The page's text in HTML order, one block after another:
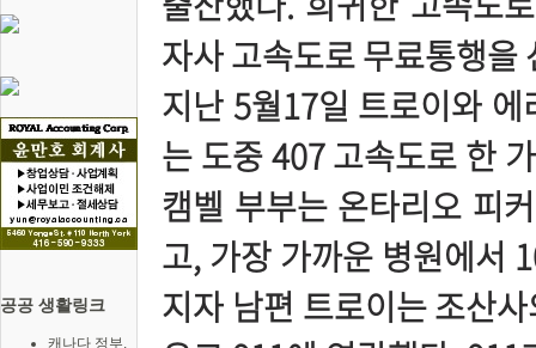
공공 생활링크
캐나다 정부.
자사 고속도로 무료통행을
지난 5월17일 트로이와
는 도중 407 고속도로 한
캠벨 부부는 온타리오 피
고, 가장 가까운 병원에서
지자 남편 트로이는 조산